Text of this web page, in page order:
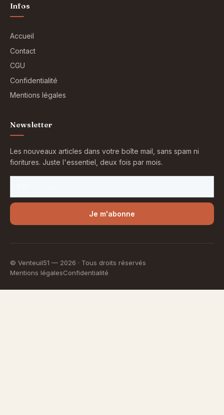
Infos
Accueil
Contact
CGU
Confidentialité
Mentions légales
Newsletter
Les nouveaux articles dans votre boîte mail, sans spam ni
fioritures. Juste l'essentiel, deux fois par mois.
Je m'abonne
© Venteuil51 — 2026 · Tous droits réservés
Mentions légalesConfidentialité